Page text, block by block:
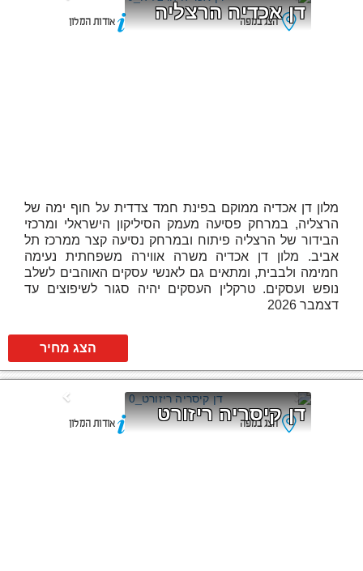
דן אכדיה הרצליה
הצג במפה אודות המלון
מלון דן אכדיה ממוקם בפינת חמד צדדית על חוף ימה של
הרצליה, במרחק פסיעה מעמק הסיליקון הישראלי ומרכזי
הבידור של הרצליה פיתוח ובמרחק נסיעה קצר ממרכז תל
אביב. מלון דן אכדיה משרה אווירה משפחתית נעימה
חמימה ולבבית, ומתאים גם לאנשי עסקים האוהבים לשלב
נופש ועסקים. טרקלין העסקים יהיה סגור לשיפוצים עד
דצמבר 2026
הצג מחיר
דן קיסריה ריזורט
הצג במפה אודות המלון